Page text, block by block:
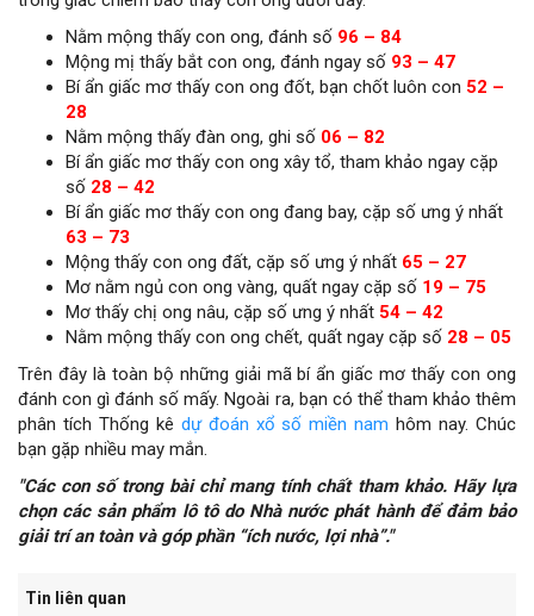
Nằm mộng thấy con ong, đánh số 96 – 84
Mộng mị thấy bắt con ong, đánh ngay số 93 – 47
Bí ẩn giấc mơ thấy con ong đốt, bạn chốt luôn con 52 –
28
Nằm mộng thấy đàn ong, ghi số 06 – 82
Bí ẩn giấc mơ thấy con ong xây tổ, tham khảo ngay cặp
số 28 – 42
Bí ẩn giấc mơ thấy con ong đang bay, cặp số ưng ý nhất
63 – 73
Mộng thấy con ong đất, cặp số ưng ý nhất 65 – 27
Mơ nằm ngủ con ong vàng, quất ngay cặp số 19 – 75
Mơ thấy chị ong nâu, cặp số ưng ý nhất 54 – 42
Nằm mộng thấy con ong chết, quất ngay cặp số 28 – 05
Trên đây là toàn bộ những giải mã bí ẩn giấc mơ thấy con ong
đánh con gì đánh số mấy. Ngoài ra, bạn có thể tham khảo thêm
phân tích Thống kê dự đoán xổ số miền nam hôm nay. Chúc
bạn gặp nhiều may mắn.
"Các con số trong bài chỉ mang tính chất tham khảo. Hãy lựa
chọn các sản phẩm lô tô do Nhà nước phát hành để đảm bảo
giải trí an toàn và góp phần “ích nước, lợi nhà”."
Tin liên quan